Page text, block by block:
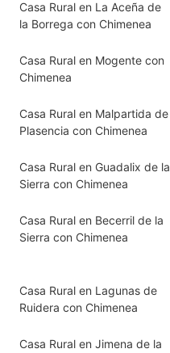
Casa Rural en La Aceña de
la Borrega con Chimenea
Casa Rural en Mogente con
Chimenea
Casa Rural en Malpartida de
Plasencia con Chimenea
Casa Rural en Guadalix de la
Sierra con Chimenea
Casa Rural en Becerril de la
Sierra con Chimenea
Casa Rural en Lagunas de
Ruidera con Chimenea
Casa Rural en Jimena de la